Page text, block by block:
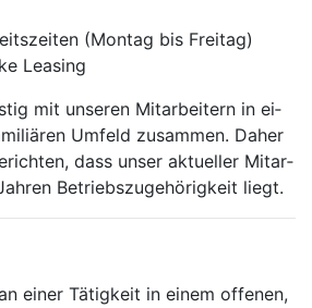
(Mon­tag bis Frei­tag)
Lea­sing
mit un­se­ren Mit­ar­bei­tern in ei­
Um­feld zu­sam­men. Da­her
dass un­ser ak­tu­el­ler Mit­ar­
Be­triebs­zu­ge­hö­rig­keit liegt.
ei­ner Tä­tig­keit in ei­nem of­fe­nen,